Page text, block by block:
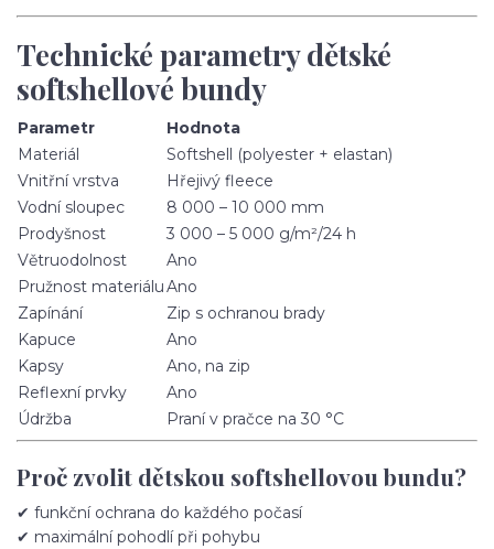
Technické parametry dětské
softshellové bundy
Parametr
Hodnota
Materiál
Softshell (polyester + elastan)
Vnitřní vrstva
Hřejivý fleece
Vodní sloupec
8 000 – 10 000 mm
Prodyšnost
3 000 – 5 000 g/m²/24 h
Větruodolnost
Ano
Pružnost materiáluAno
Zapínání
Zip s ochranou brady
Kapuce
Ano
Kapsy
Ano, na zip
Reflexní prvky
Ano
Údržba
Praní v pračce na 30 °C
Proč zvolit dětskou softshellovou bundu?
✔ funkční ochrana do každého počasí
✔ maximální pohodlí při pohybu